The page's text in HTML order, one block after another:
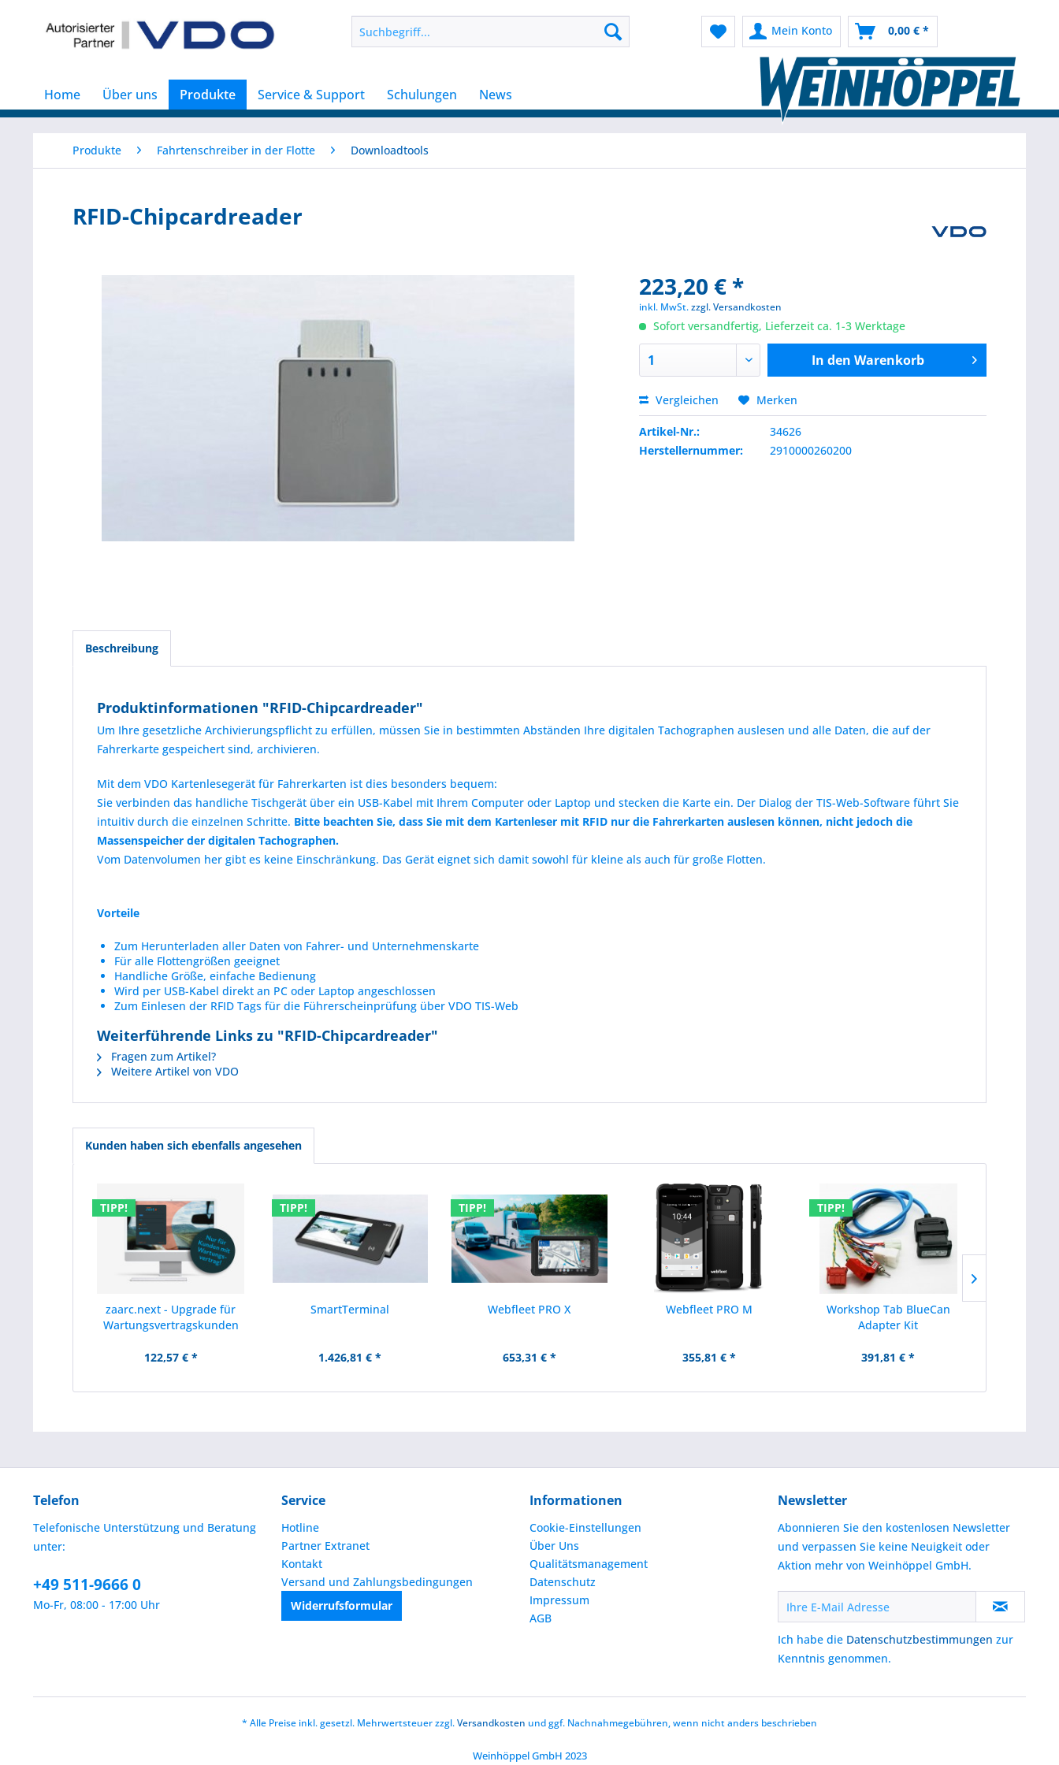
Mein Konto 0,00 € *
Home Über uns Produkte Service & Support Schulungen News
Produkte Fahrtenschreiber in der Flotte Downloadtools
RFID-Chipcardreader
223,20 € *
inkl. MwSt.zzgl. Versandkosten
Sofort versandfertig, Lieferzeit ca. 1-3 Werktage
In den Warenkorb
Vergleichen Merken
Artikel-Nr.:
34626
Herstellernummer:
2910000260200
Beschreibung
Produktinformationen "RFID-Chipcardreader"
Um Ihre gesetzliche Archivierungspflicht zu erfüllen, müssen Sie in bestimmten Abständen Ihre digitalen Tachographen auslesen und alle Daten, die auf der
Fahrerkarte gespeichert sind, archivieren.
Mit dem VDO Kartenlesegerät für Fahrerkarten ist dies besonders bequem:
Sie verbinden das handliche Tischgerät über ein USB-Kabel mit Ihrem Computer oder Laptop und stecken die Karte ein. Der Dialog der TIS-Web-Software führt Sie
intuitiv durch die einzelnen Schritte. Bitte beachten Sie, dass Sie mit dem Kartenleser mit RFID​ nur die Fahrerkarten auslesen können, nicht jedoch die
Massenspeicher der digitalen Tachographen.
Vom Datenvolumen her gibt es keine Einschränkung. Das Gerät eignet sich damit sowohl für kleine als auch für große Flotten.
Vorteile
Zum Herunterladen aller Daten von Fahrer- und Unternehmenskarte
Für alle Flottengrößen geeignet
Handliche Größe, einfache Bedienung
Wird per USB-Kabel direkt an PC oder Laptop angeschlossen
Zum Einlesen der RFID Tags für die Führerscheinprüfung über VDO TIS-Web
Weiterführende Links zu "RFID-Chipcardreader"
Fragen zum Artikel?
Weitere Artikel von VDO
Kunden haben sich ebenfalls angesehen
TIPP!
zaarc.next - Upgrade für
Wartungsvertragskunden
122,57 € *
TIPP!
SmartTerminal
1.426,81 € *
TIPP!
Webfleet PRO X
653,31 € *
Webfleet PRO M
355,81 € *
TIPP!
Workshop Tab BlueCan
Adapter Kit
391,81 € *
Telefon
Telefonische Unterstützung und Beratung
unter:
+49 511-9666 0
Mo-Fr, 08:00 - 17:00 Uhr
Service
Hotline
Partner Extranet
Kontakt
Versand und Zahlungsbedingungen
Widerrufsformular
Informationen
Cookie-Einstellungen
Über Uns
Qualitätsmanagement
Datenschutz
Impressum
AGB
Newsletter
Abonnieren Sie den kostenlosen Newsletter
und verpassen Sie keine Neuigkeit oder
Aktion mehr von Weinhöppel GmbH.
Ich habe die Datenschutzbestimmungen zur
Kenntnis genommen.
* Alle Preise inkl. gesetzl. Mehrwertsteuer zzgl.Versandkosten und ggf. Nachnahmegebühren, wenn nicht anders beschrieben
Weinhöppel GmbH 2023